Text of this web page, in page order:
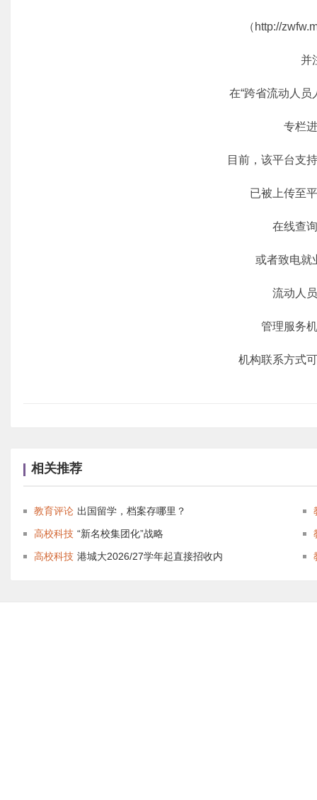
（http://
并
在“跨省流动人员
专栏进
目前，该平台支持
已被上传至平
在线查询
或者致电就
流动人员
管理服务机
机构联系方式可
相关推荐
教育评论 出国留学，档案存哪里？
高校科技 “新名校集团化”战略
高校科技 港城大2026/27学年起直接招收内